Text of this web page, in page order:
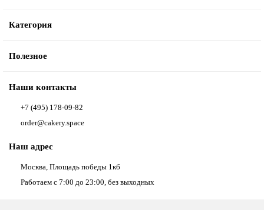
Категория
Полезное
Наши контакты
+7 (495) 178-09-82
order@cakery.space
Наш адрес
Москва, Площадь победы 1кб
Работаем с 7:00 до 23:00, без выходных